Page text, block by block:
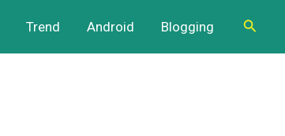
Trend Android Blogging Cari